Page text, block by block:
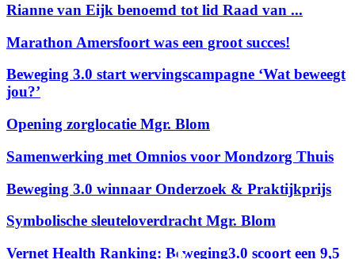
Rianne van Eijk benoemd tot lid Raad van ...
Marathon Amersfoort was een groot succes!
Beweging 3.0 start wervingscampagne ‘Wat beweegt
jou?’
Opening zorglocatie Mgr. Blom
Samenwerking met Omnios voor Mondzorg Thuis
Beweging 3.0 winnaar Onderzoek & Praktijkprijs
Symbolische sleuteloverdracht Mgr. Blom
Vernet Health Ranking: Beweging3.0 scoort een 9,5